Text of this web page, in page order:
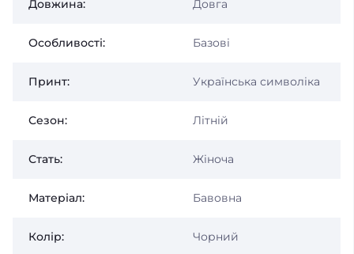
Довжина: Довга
Особливості: Базові
Принт: Українська символіка
Сезон: Літній
Стать: Жіноча
Матеріал: Бавовна
Колір: Чорний